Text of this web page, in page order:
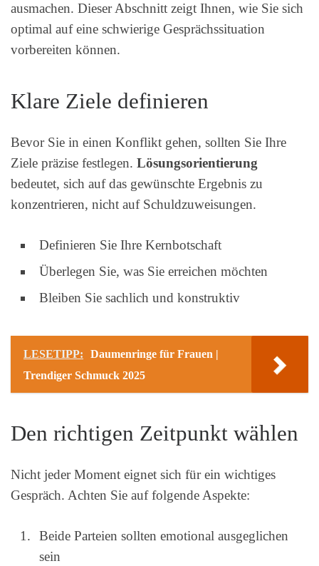
ausmachen. Dieser Abschnitt zeigt Ihnen, wie Sie sich
optimal auf eine schwierige Gesprächssituation
vorbereiten können.
Klare Ziele definieren
Bevor Sie in einen Konflikt gehen, sollten Sie Ihre
Ziele präzise festlegen. Lösungsorientierung
bedeutet, sich auf das gewünschte Ergebnis zu
konzentrieren, nicht auf Schuldzuweisungen.
Definieren Sie Ihre Kernbotschaft
Überlegen Sie, was Sie erreichen möchten
Bleiben Sie sachlich und konstruktiv
LESETIPP:
Daumenringe für Frauen |
Trendiger Schmuck 2025
Den richtigen Zeitpunkt wählen
Nicht jeder Moment eignet sich für ein wichtiges
Gespräch. Achten Sie auf folgende Aspekte:
Beide Parteien sollten emotional ausgeglichen
sein